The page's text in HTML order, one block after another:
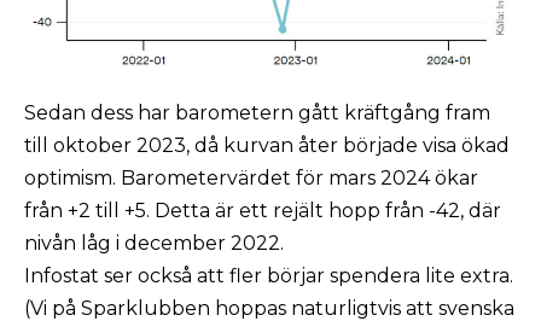
Sedan dess har barometern gått kräftgång fram
till oktober 2023, då kurvan åter började visa ökad
optimism. Barometervärdet för mars 2024 ökar
från +2 till +5. Detta är ett rejält hopp från -42, där
nivån låg i december 2022.
Infostat ser också att fler börjar spendera lite extra.
(Vi på Sparklubben hoppas naturligtvis att svenska